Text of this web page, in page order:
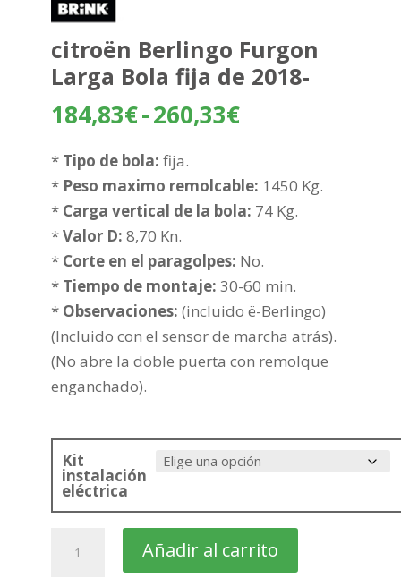
citroën Berlingo Furgon
Larga Bola fija de 2018-
184,83€-260,33€Rango
desde
184,83€
260,33€
* Tipo de bola: fija.
* Peso maximo remolcable: 1450 Kg.
* Carga vertical de la bola: 74 Kg.
*Valor D: 8,70 Kn.
* Corte en el paragolpes: No.
* Tiempo de montaje: 30-60 min.
* Observaciones: (incluido ë-Berlingo)
(Incluido con el sensor de marcha atrás).
(No abre la doble puerta con remolque
enganchado).
Kit
instalación
eléctrica
Berlingo
Añadir al carrito